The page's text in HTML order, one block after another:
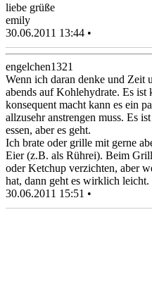
liebe grüße
emily
30.06.2011 13:44 •
engelchen1321
Wenn ich daran denke und Zeit
abends auf Kohlehydrate. Es ist
konsequent macht kann es ein
allzusehr anstrengen muss. Es
essen, aber es geht.
Ich brate oder grille mit gerne
Eier (z.B. als Rührei). Beim
oder Ketchup verzichten, aber
hat, dann geht es wirklich leicht.
30.06.2011 15:51 •